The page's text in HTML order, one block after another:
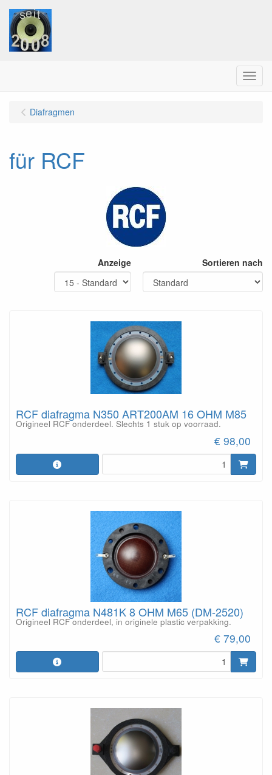
Menu
Diafragmen
für RCF
Anzeige Sortieren nach
RCF diafragma N350 ART200AM 16 OHM M85
Origineel RCF onderdeel. Slechts 1 stuk op voorraad.
€ 98,00
RCF diafragma N481K 8 OHM M65 (DM-2520)
Origineel RCF onderdeel, in originele plastic verpakking.
€ 79,00